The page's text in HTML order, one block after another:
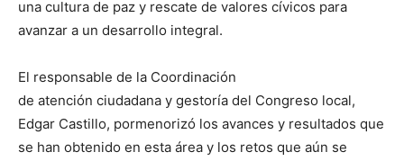
una cultura de paz y rescate de valores cívicos para
avanzar a un desarrollo integral.
El responsable de la Coordinación
de atención ciudadana y gestoría del Congreso local,
Edgar Castillo, pormenorizó los avances y resultados que
se han obtenido en esta área y los retos que aún se